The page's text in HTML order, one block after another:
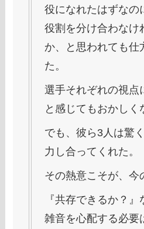
役になれたはずなの
役割を分け合わなけ
か、と思われても仕
た。
選手それぞれの視点
と感じてもおかしく
でも、彼ら3人は驚
力し合ってくれた。
その熱意こそが、今
『共存できるか？
雑音を心配する必要